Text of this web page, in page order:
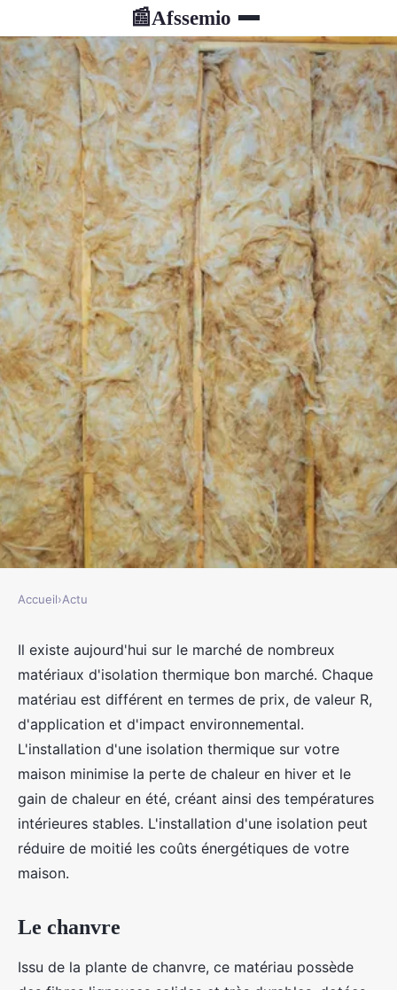
📰Afssemio
Quels sont les matériaux
d'isolation thermique les plus
répandus ?
jacqueline•5 octobre 2023•2 min de lecture
Accueil›Actu
Il existe aujourd'hui sur le marché de nombreux
matériaux d'isolation thermique bon marché. Chaque
matériau est différent en termes de prix, de valeur R,
d'application et d'impact environnemental.
L'installation d'une isolation thermique sur votre
maison minimise la perte de chaleur en hiver et le
gain de chaleur en été, créant ainsi des températures
intérieures stables. L'installation d'une isolation peut
réduire de moitié les coûts énergétiques de votre
maison.
Le chanvre
Issu de la plante de chanvre, ce matériau possède